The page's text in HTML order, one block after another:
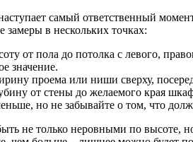
самый ответственный
замеры в нескольких точках:
от пола до потолка с левого,
значение.
проема или ниши сверху,
от стены до желаемого края
но не забывайте о том, что
не только неровными по высоте,